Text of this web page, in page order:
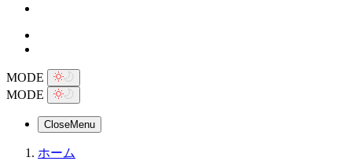
MODE
MODE
CloseMenu
ホーム